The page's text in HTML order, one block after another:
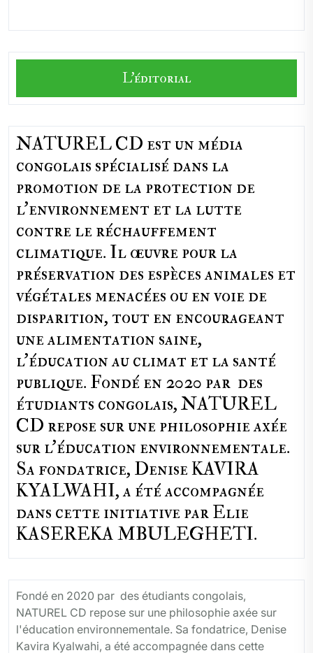
L'éditorial
NATUREL CD est un média
congolais spécialisé dans la
promotion de la protection de
l’environnement et la lutte
contre le réchauffement
climatique. Il œuvre pour la
préservation des espèces animales et
végétales menacées ou en voie de
disparition, tout en encourageant
une alimentation saine,
l'éducation au climat et la santé
publique. Fondé en 2020 par des
étudiants congolais, NATUREL
CD repose sur une philosophie axée
sur l'éducation environnementale.
Sa fondatrice, Denise KAVIRA
KYALWAHI, a été accompagnée
dans cette initiative par Elie
KASEREKA MBULEGHETI.
Fondé en 2020 par des étudiants congolais,
NATUREL CD repose sur une philosophie axée sur
l'éducation environnementale. Sa fondatrice, Denise
Kavira Kyalwahi, a été accompagnée dans cette